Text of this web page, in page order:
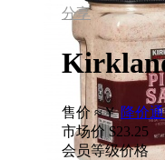
分享
售价 ≈￥ 降价
市场价 $23.25
会员等级价格